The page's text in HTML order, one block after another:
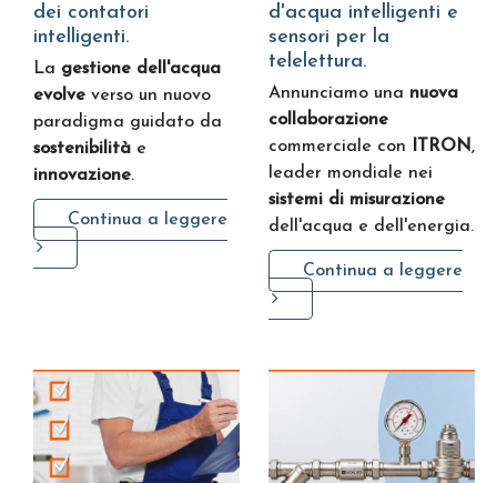
dei contatori
intelligenti.
La gestione dell'acqua
evolve verso un nuovo
paradigma guidato da
sostenibilità e
innovazione.
Continua a leggere
d'acqua intelligenti e
sensori per la
telelettura.
Annunciamo una nuova
collaborazione
commerciale con ITRON,
leader mondiale nei
sistemi di misurazione
dell'acqua e dell'energia.
Continua a leggere